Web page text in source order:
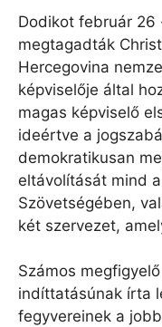
Dodikot február
megtagadták
Hercegovina
képviselője által
magas képviselő
ideértve a
demokratikusan
eltávolítását mind
Szövetségében,
két szervezet,
Számos
indíttatásúnak írta
fegyvereinek a